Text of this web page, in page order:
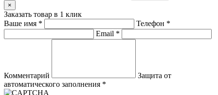
×
Заказать товар в 1 клик
Ваше имя * Телефон *
Email *
Комментарий
Защита от
автоматического заполнения *